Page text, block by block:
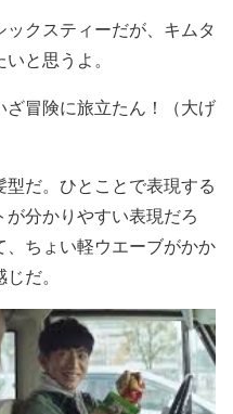
クスティーだが、キムタ
と思うよ。
冒険に旅立たん！（大げ
だ。ひとことで表現する
分かりやすい表現だろ
、ちょい軽ウエーブがかか
だ。